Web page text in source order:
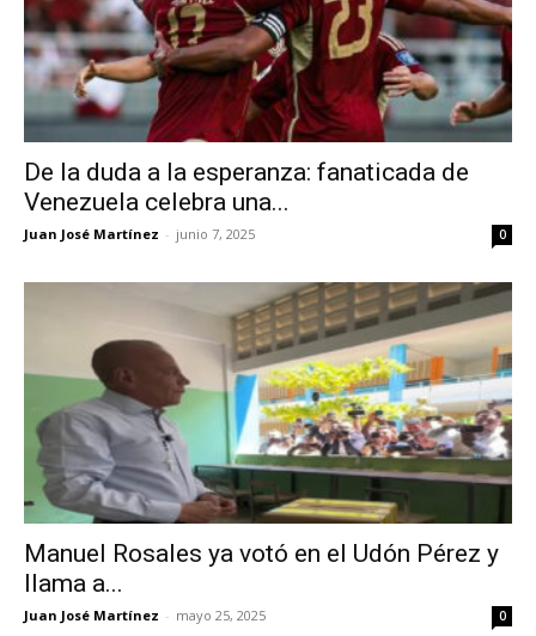
De la duda a la esperanza: fanaticada de
Venezuela celebra una...
Juan José Martínez - junio 7, 2025 0
Manuel Rosales ya votó en el Udón Pérez y
llama a...
Juan José Martínez - mayo 25, 2025 0